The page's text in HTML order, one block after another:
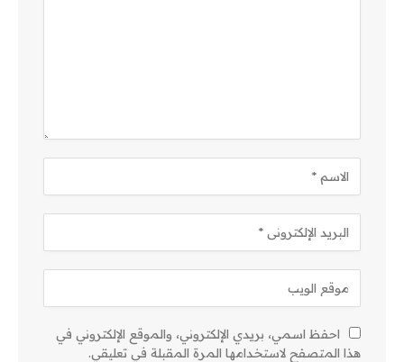
احفظ اسمي، بريدي الإلكتروني، والموقع الإلكتروني في
هذا المتصفح لاستخدامها المرة المقبلة في تعليقي.